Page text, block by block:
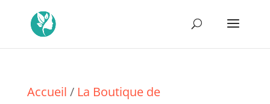
Accueil / La Boutique de